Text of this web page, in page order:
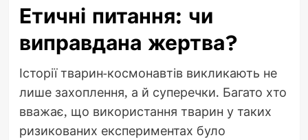
Етичні питання: чи
виправдана жертва?
Історії тварин-космонавтів викликають не
лише захоплення, а й суперечки. Багато хто
вважає, що використання тварин у таких
ризикованих експериментах було